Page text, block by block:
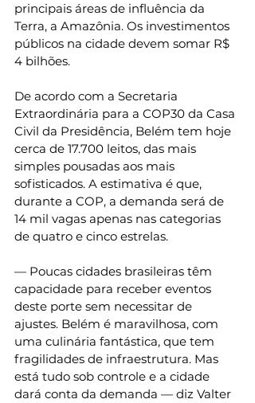
principais áreas de influência da
Terra, a Amazônia. Os investimentos
públicos na cidade devem somar R$
4 bilhões.
De acordo com a Secretaria
Extraordinária para a COP30 da Casa
Civil da Presidência, Belém tem hoje
cerca de 17.700 leitos, das mais
simples pousadas aos mais
sofisticados. A estimativa é que,
durante a COP, a demanda será de
14 mil vagas apenas nas categorias
de quatro e cinco estrelas.
— Poucas cidades brasileiras têm
capacidade para receber eventos
deste porte sem necessitar de
ajustes. Belém é maravilhosa, com
uma culinária fantástica, que tem
fragilidades de infraestrutura. Mas
está tudo sob controle e a cidade
dará conta da demanda — diz Valter